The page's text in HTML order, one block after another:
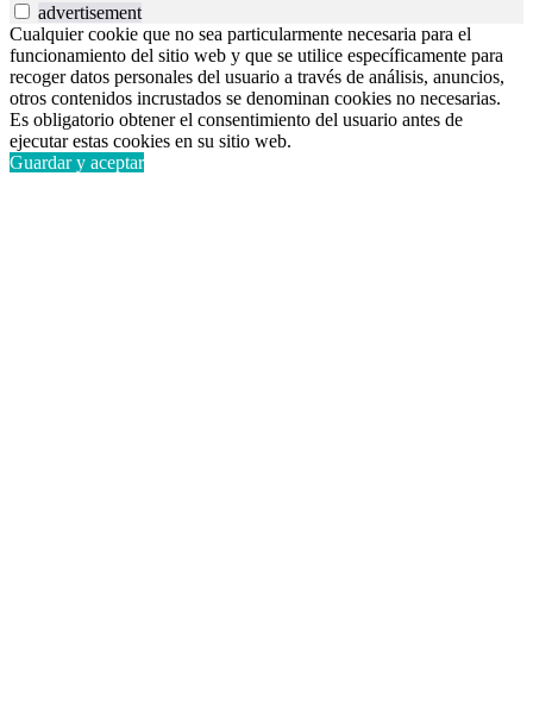
advertisement
Cualquier cookie que no sea particularmente necesaria para el
funcionamiento del sitio web y que se utilice específicamente para
recoger datos personales del usuario a través de análisis, anuncios,
otros contenidos incrustados se denominan cookies no necesarias.
Es obligatorio obtener el consentimiento del usuario antes de
ejecutar estas cookies en su sitio web.
Guardar y aceptar